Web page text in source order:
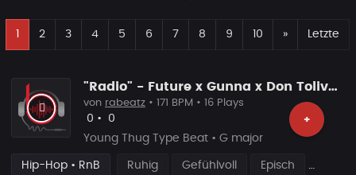
2 3 4 5 6 7 8 9 10 »Nächste
Letzte
"Radio" - Future x Gunna x Don Toliver Type Beat 2026 | Melodic Trap | 171 bpm
+
von rabeatz • 171 BPM • 16 Plays
Likes
0 • Vorgeschlagen
0
Young Thug Type Beat • G major
Hip-Hop • RnB Ruhig Gefühlvoll Episch